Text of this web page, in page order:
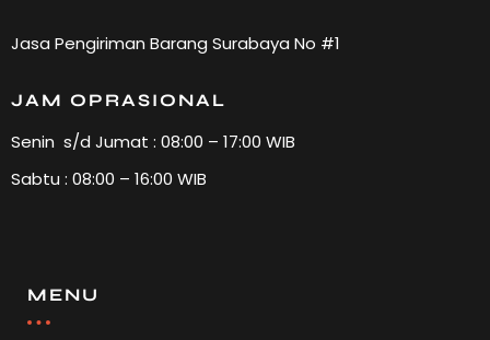
Jasa Pengiriman Barang Surabaya No #1
JAM OPRASIONAL
Senin s/d Jumat : 08:00 – 17:00 WIB
Sabtu : 08:00 – 16:00 WIB
MENU